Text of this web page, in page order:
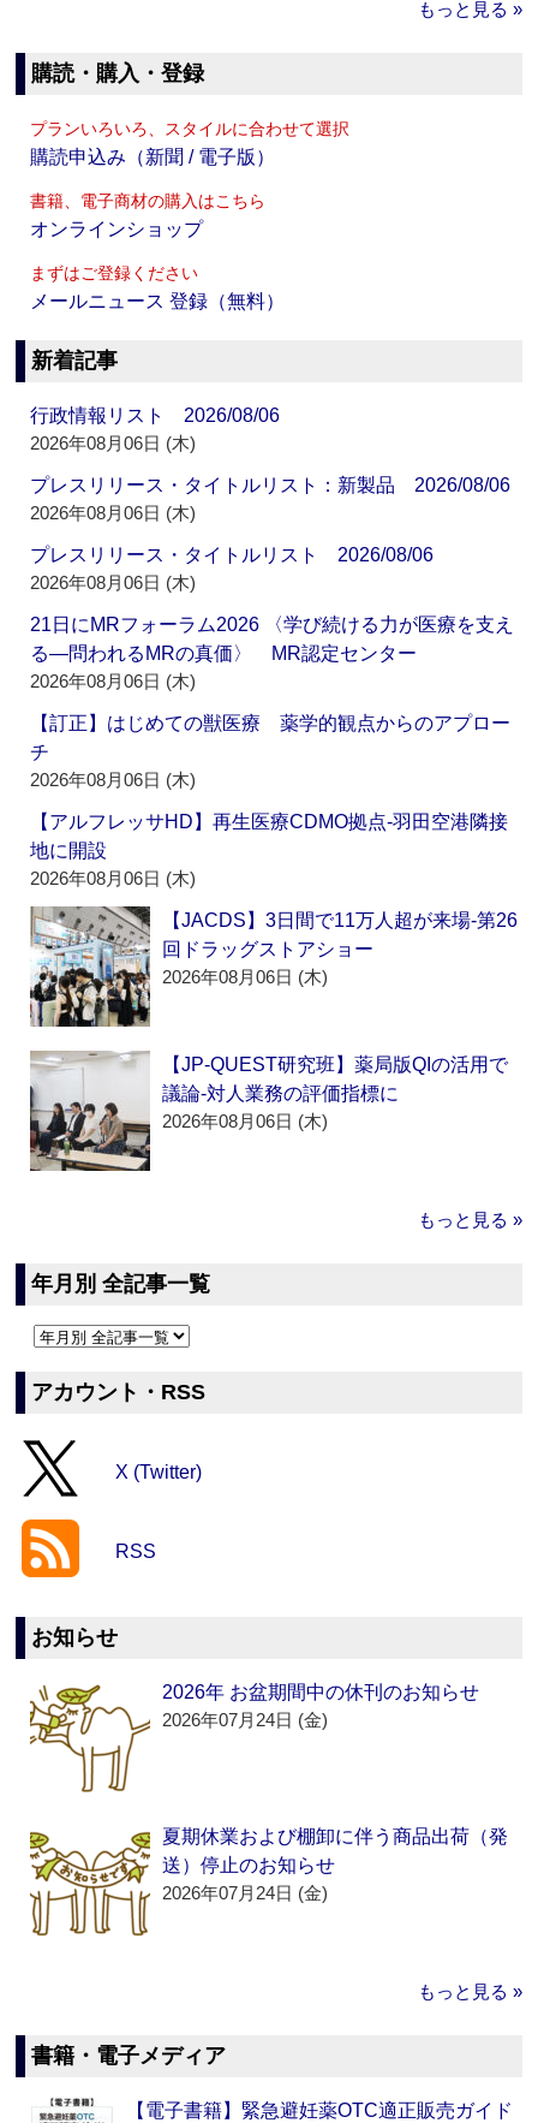
もっと見る »
購読・購入・登録
プランいろいろ、スタイルに合わせて選択
購読申込み（新聞 / 電子版）
書籍、電子商材の購入はこちら
オンラインショップ
まずはご登録ください
メールニュース 登録（無料）
新着記事
行政情報リスト 2026/08/06
2026年08月06日 (木)
プレスリリース・タイトルリスト：新製品 2026/08/06
2026年08月06日 (木)
プレスリリース・タイトルリスト 2026/08/06
2026年08月06日 (木)
21日にMRフォーラム2026 〈学び続ける力が医療を支え
る―問われるMRの真価〉 MR認定センター
2026年08月06日 (木)
【訂正】はじめての獣医療 薬学的観点からのアプロー
チ
2026年08月06日 (木)
【アルフレッサHD】再生医療CDMO拠点‐羽田空港隣接
地に開設
2026年08月06日 (木)
【JACDS】3日間で11万人超が来場‐第26
回ドラッグストアショー
2026年08月06日 (木)
【JP-QUEST研究班】薬局版QIの活用で
議論‐対人業務の評価指標に
2026年08月06日 (木)
もっと見る »
年月別 全記事一覧
アカウント・RSS
X (Twitter)
RSS
お知らせ
2026年 お盆期間中の休刊のお知らせ
2026年07月24日 (金)
夏期休業および棚卸に伴う商品出荷（発
送）停止のお知らせ
2026年07月24日 (金)
もっと見る »
書籍・電子メディア
【電子書籍】緊急避妊薬OTC適正販売ガイド